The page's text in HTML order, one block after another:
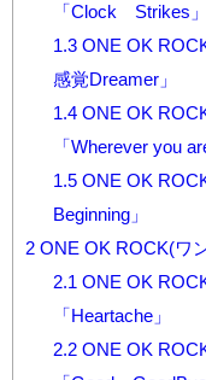
「Clock Strikes」
1.3ONE OK
感覚Dreamer」
1.4ONE OK
「Wherever you
1.5ONE OK
Beginning」
2 ONE OK ROCK(ワ
2.1 ONE OK
「Heartache」
2.2ONE OK